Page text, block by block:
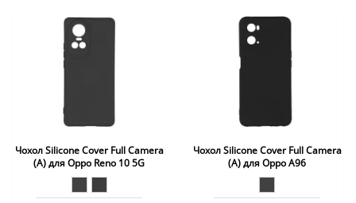
Чохол Silicone Cover Full Camera
(A) для Oppo Reno 10 5G
Чохол Silicone Cover Full Camera
(A) для Oppo A96